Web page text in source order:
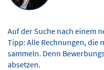
Auf der Suche nach einem
Tipp: Alle Rechnungen, die
sammeln. Denn
absetzen.